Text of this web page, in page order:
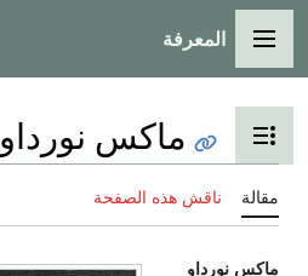
القائمة الرئيسية
المعرفة
تبديل عرض جدول المحتويات
ماكس نورداو
مقالة ناقش هذه الصفحة
ماكس نورداو